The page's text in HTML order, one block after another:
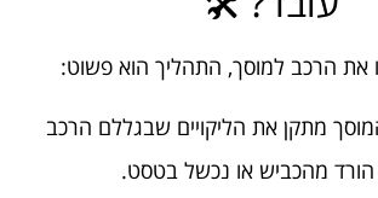
את הרכב למוסך, התהליך הוא פשוט:
מתקן את הליקויים שבגללם הרכב
הורד מהכביש או נכשל בטסט.